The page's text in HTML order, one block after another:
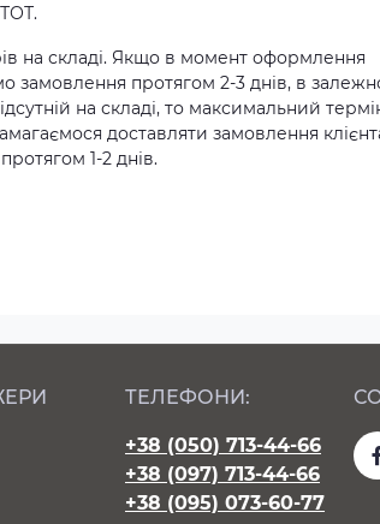
на складі. Якщо в момент оформлення
замовлення протягом 2-3 днів, в
на складі, то максимальний
доставляти замовлення
1-2 днів.
ТЕЛЕФОНИ:
+38 (050) 713-44-66
+38 (097) 713-44-66
+38 (095) 073-60-77